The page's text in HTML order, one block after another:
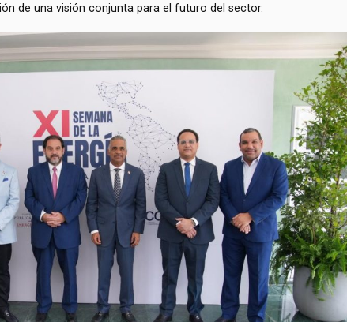
de una visión conjunta para el futuro del sector.